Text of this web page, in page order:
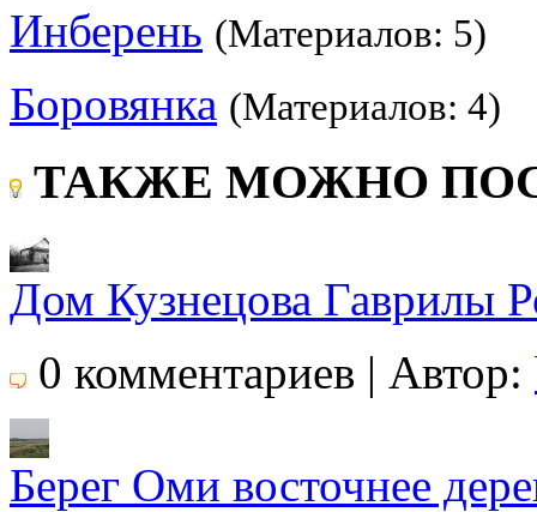
Инберень (Материалов: 5)
Боровянка (Материалов: 4)
ТАКЖЕ МОЖНО
Дом Кузнецова Гаврилы
0 комментариев | Автор:
Берег Оми восточнее